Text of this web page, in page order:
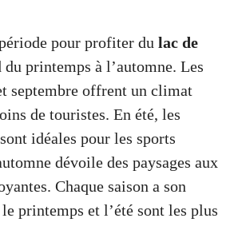
pour profiter du lac de
du printemps à l’automne. Les
septembre offrent un climat
de touristes. En été, les
idéales pour les sports
dévoile des paysages aux
Chaque saison a son
printemps et l’été sont les plus